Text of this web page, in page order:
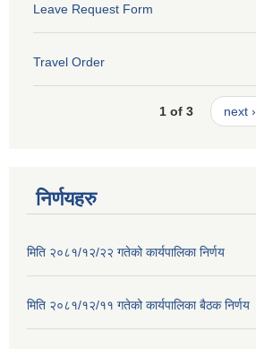
Leave Request Form
Travel Order
1 of 3 next ›
निर्णयहरु
मिति २०८१/१२/२२ गतेको कार्यपालिका निर्णय
मिति २०८१/१२/११ गतेको कार्यपालिका बैठक निर्णय